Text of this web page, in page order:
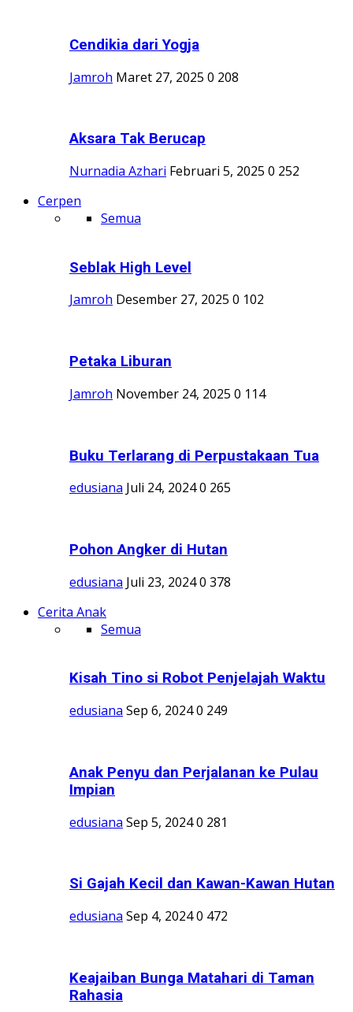
Cendikia dari Yogja
Jamroh Maret 27, 2025 0 208
Aksara Tak Berucap
Nurnadia Azhari Februari 5, 2025 0 252
Cerpen
Semua
Seblak High Level
Jamroh Desember 27, 2025 0 102
Petaka Liburan
Jamroh November 24, 2025 0 114
Buku Terlarang di Perpustakaan Tua
edusiana Juli 24, 20240 265
Pohon Angker di Hutan
edusiana Juli 23, 20240 378
Cerita Anak
Semua
Kisah Tino si Robot Penjelajah Waktu
edusiana Sep 6, 20240 249
Anak Penyu dan Perjalanan ke Pulau
Impian
edusiana Sep 5, 20240 281
Si Gajah Kecil dan Kawan-Kawan Hutan
edusiana Sep 4, 20240 472
Keajaiban Bunga Matahari di Taman
Rahasia